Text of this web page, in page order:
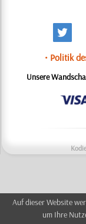
• Politik
Unsere
Auf dieser Website
um Ihre